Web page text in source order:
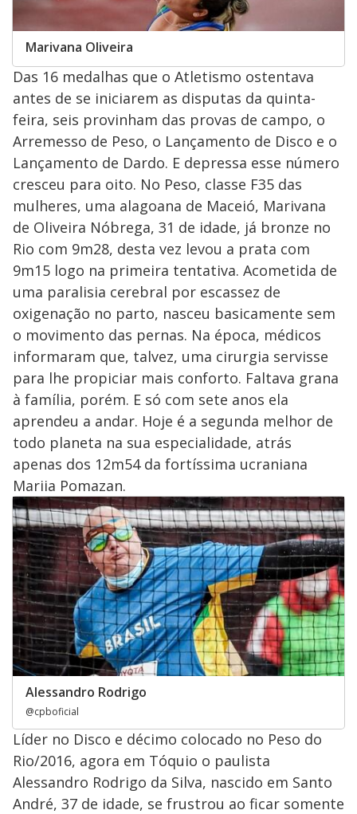
Marivana Oliveira
Das 16 medalhas que o Atletismo ostentava
antes de se iniciarem as disputas da quinta-
feira, seis provinham das provas de campo, o
Arremesso de Peso, o Lançamento de Disco e o
Lançamento de Dardo. E depressa esse número
cresceu para oito. No Peso, classe F35 das
mulheres, uma alagoana de Maceió, Marivana
de Oliveira Nóbrega, 31 de idade, já bronze no
Rio com 9m28, desta vez levou a prata com
9m15 logo na primeira tentativa. Acometida de
uma paralisia cerebral por escassez de
oxigenação no parto, nasceu basicamente sem
o movimento das pernas. Na época, médicos
informaram que, talvez, uma cirurgia servisse
para lhe propiciar mais conforto. Faltava grana
à família, porém. E só com sete anos ela
aprendeu a andar. Hoje é a segunda melhor de
todo planeta na sua especialidade, atrás
apenas dos 12m54 da fortíssima ucraniana
Mariia Pomazan.
Alessandro Rodrigo
@cpboficial
Líder no Disco e décimo colocado no Peso do
Rio/2016, agora em Tóquio o paulista
Alessandro Rodrigo da Silva, nascido em Santo
André, 37 de idade, se frustrou ao ficar somente